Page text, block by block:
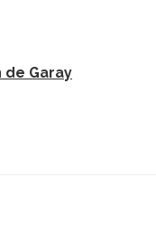
de Garay